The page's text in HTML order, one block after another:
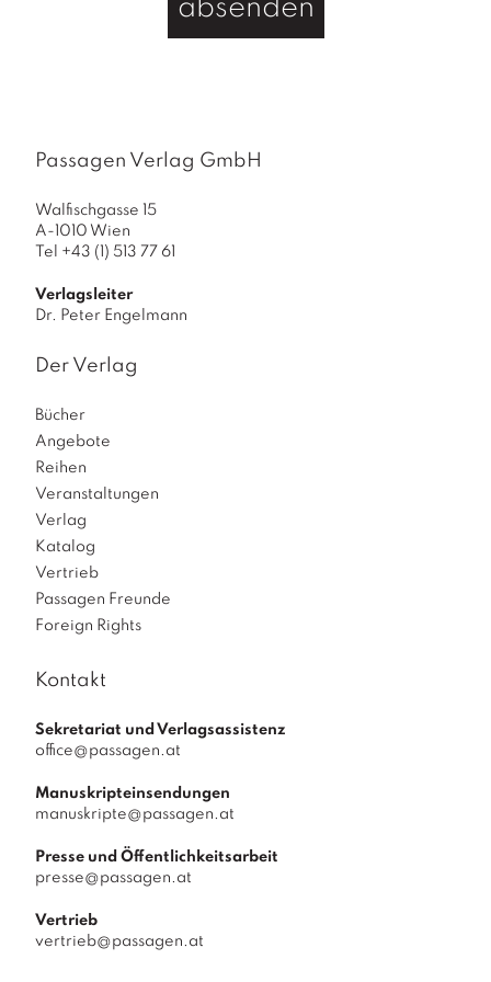
2
e
g
absenden
Passagen Verlag GmbH
Walfischgasse 15
A-1010 Wien
Tel +43 (1) 513 77 61
Verlagsleiter
Dr. Peter Engelmann
Der Verlag
Bücher
Angebote
Reihen
Veranstaltungen
Verlag
Katalog
Vertrieb
Passagen Freunde
Foreign Rights
Kontakt
Sekretariat und Verlagsassistenz
office@passagen.at
Manuskripteinsendungen
manuskripte@passagen.at
Presse und Öffentlichkeitsarbeit
presse@passagen.at
Vertrieb
vertrieb@passagen.at